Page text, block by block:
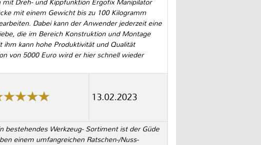
Dreh- und Kippfunktion Ergofix Manipilator
mit einem Gewicht bis zu 100 Kilogramm
Dabei kann der Anwender jederzeit eine
die im Bereich Konstruktion und Montage
ihm kann hohe Produktivität und Qualität
von 5000 Euro wird er hier schnell wieder
13.02.2023
bestehendes Werkzeug- Sortiment ist der Güde
einem umfangreichen Ratschen-/Nuss-